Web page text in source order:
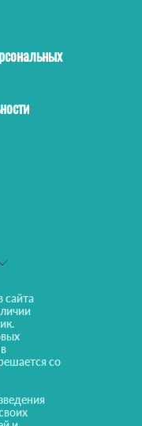
сайта
со